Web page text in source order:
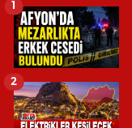
1
2